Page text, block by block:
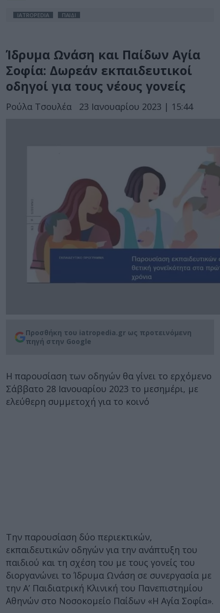
IATROPEDIA ΠΑΙΔΙ
Ίδρυμα Ωνάση και Παίδων Αγία
Σοφία: Δωρεάν εκπαιδευτικοί
οδηγοί για τους νέους γονείς
Ρούλα Τσουλέα 23 Ιανουαρίου 2023 | 15:44
Προσθήκη του iatropedia.gr ως προτεινόμενη
πηγή στην Google
Η παρουσίαση των οδηγών θα γίνει το ερχόμενο
Σάββατο 28 Ιανουαρίου 2023 το μεσημέρι, με
ελεύθερη συμμετοχή για το κοινό
Την παρουσίαση δύο περιεκτικών,
εκπαιδευτικών οδηγών για την ανάπτυξη του
παιδιού και τη σχέση του με τους γονείς του
διοργανώνει το Ίδρυμα Ωνάση σε συνεργασία με
την Α’ Παιδιατρική Κλινική του Πανεπιστημίου
Αθηνών στο Νοσοκομείο Παίδων «Η Αγία Σοφία».